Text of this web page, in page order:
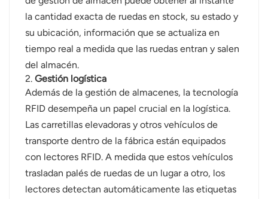
la cantidad exacta de ruedas en stock, su estado y
su ubicación, información que se actualiza en
tiempo real a medida que las ruedas entran y salen
del almacén.
2.Gestión logística
Además de la gestión de almacenes, la tecnología
RFID desempeña un papel crucial en la logística.
Las carretillas elevadoras y otros vehículos de
transporte dentro de la fábrica están equipados
con lectores RFID. A medida que estos vehículos
trasladan palés de ruedas de un lugar a otro, los
lectores detectan automáticamente las etiquetas